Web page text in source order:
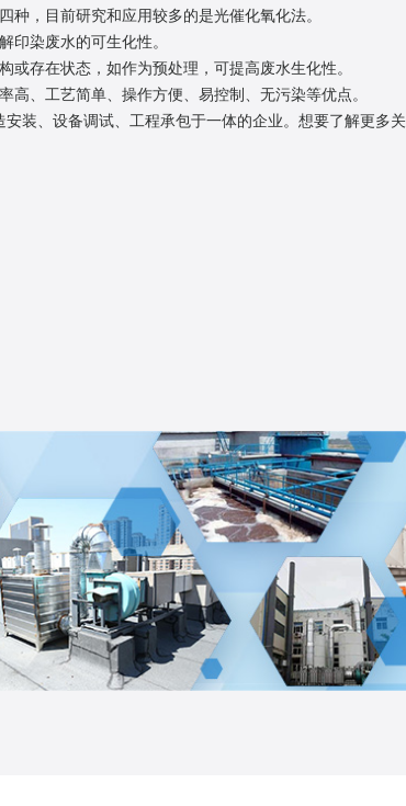
，目前研究和应用较多的是光催化氧化法。
染废水的可生化性。
存在状态，如作为预处理，可提高废水生化性。
、工艺简单、操作方便、易控制、无污染等优点。
装、设备调试、工程承包于一体的企业。想要了解更多